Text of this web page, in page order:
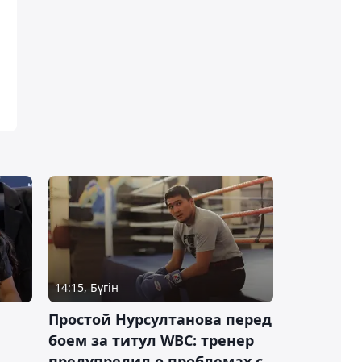
14:15, Бүгін
Простой Нурсултанова перед
боем за титул WBC: тренер